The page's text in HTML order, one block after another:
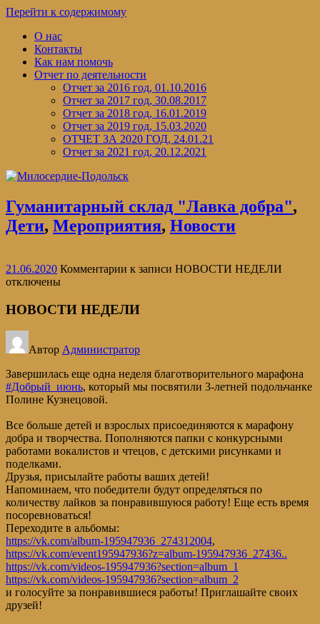
Перейти к содержимому
О нас
Контакты
Как нам помочь
Отчет по деятельности
Отчет за 2016 год, 01.10.2016
Отчет за 2017 год, 30.08.2017
Отчет за 2018 год, 16.01.2019
Отчет за 2019 год, 15.03.2020
ОТЧЕТ ЗА 2020 ГОД, 24.01.21
Отчет за 2021 год, 20.12.2021
Гуманитарный склад "Лавка добра",
Дети, Мероприятия, Новости
21.06.2020 Комментарии к записи НОВОСТИ НЕДЕЛИ
отключены
НОВОСТИ НЕДЕЛИ
Автор Администратор
Завершилась еще одна неделя благотворительного марафона
#Добрый_июнь, который мы посвятили 3-летней подольчанке
Полине Кузнецовой.
Все больше детей и взрослых присоединяются к марафону
добра и творчества. Пополняются папки с конкурсными
работами вокалистов и чтецов, с детскими рисунками и
поделками.
Друзья, присылайте работы ваших детей!
Напоминаем, что победители будут определяться по
количеству лайков за понравившуюся работу! Еще есть время
посоревноваться!
Переходите в альбомы:
https://vk.com/album-195947936_274312004,
https://vk.com/event195947936?z=album-195947936_27436..
https://vk.com/videos-195947936?section=album_1
https://vk.com/videos-195947936?section=album_2
и голосуйте за понравившиеся работы! Приглашайте своих
друзей!